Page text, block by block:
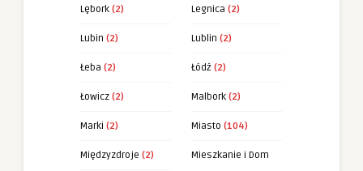
Lębork (2) Legnica (2)
Lubin (2) Lublin (2)
Łeba (2) Łódź (2)
Łowicz (2) Malbork (2)
Marki (2) Miasto (104)
Międzyzdroje (2) Mieszkanie i Dom